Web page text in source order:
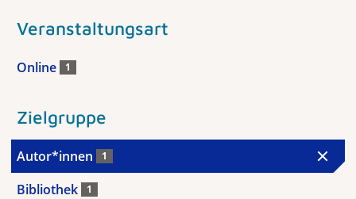
Veranstaltungsart
Online 1
Zielgruppe
Autor*innen 1
Bibliothek 1